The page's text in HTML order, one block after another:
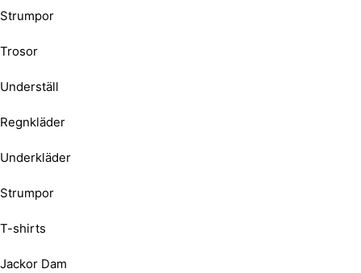
Strumpor
Trosor
Underställ
Regnkläder
Underkläder
Strumpor
T-shirts
Jackor Dam